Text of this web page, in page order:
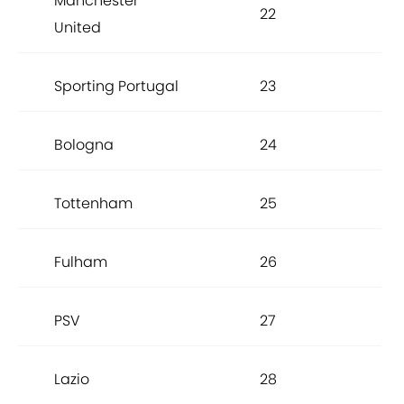
United
22
Sporting Portugal 23
Bologna 24
Tottenham 25
Fulham 26
PSV 27
Lazio 28